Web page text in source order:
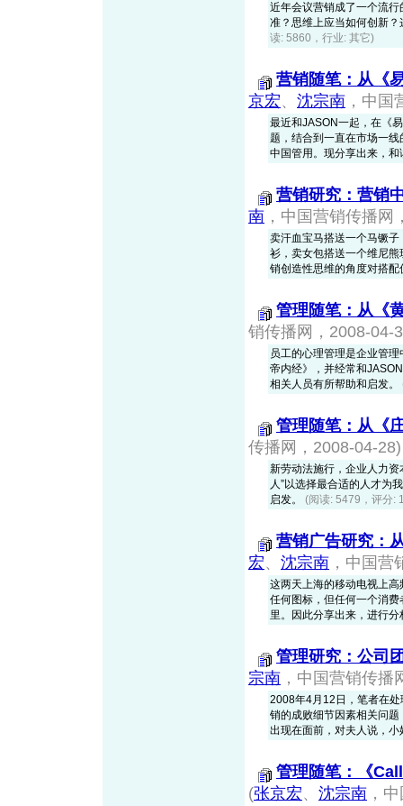
近年会议营销成了一个流
准？思维上应当如何创新
读: 5860，行业: 其它)
营销随笔：从《
京宏、 沈宗南 ，中
最近和JASON一起，在《
题，结合到一直在市场一
中国管用。现分享出来，
营销研究：营销
南 ，中国营销传播网
卖汗血宝马搭送一个马镢
衫，卖女包搭送一个维尼
销创造性思维的角度对搭
管理随笔：从《
销传播网，2008-04-
员工的心理管理是企业管
帝内经》，并经常和
相关人员有所帮助和启发。
管理随笔：从《
传播网，2008-04-28)
新劳动法施行，企业人力
人”以选择最合适的人才为
启发。 (阅读: 5479，评分:
营销广告研究：
宏、 沈宗南 ，中国
这两天上海的移动电视上
任何图标，但任何一个消
里。因此分享出来，进行
管理研究：公司
宗南 ，中国营销传
2008年4月12日，笔者在
销的成败细节因素相关问
出现在面前，对夫人说，
管理随笔：《
(张京宏、 沈宗南 ，